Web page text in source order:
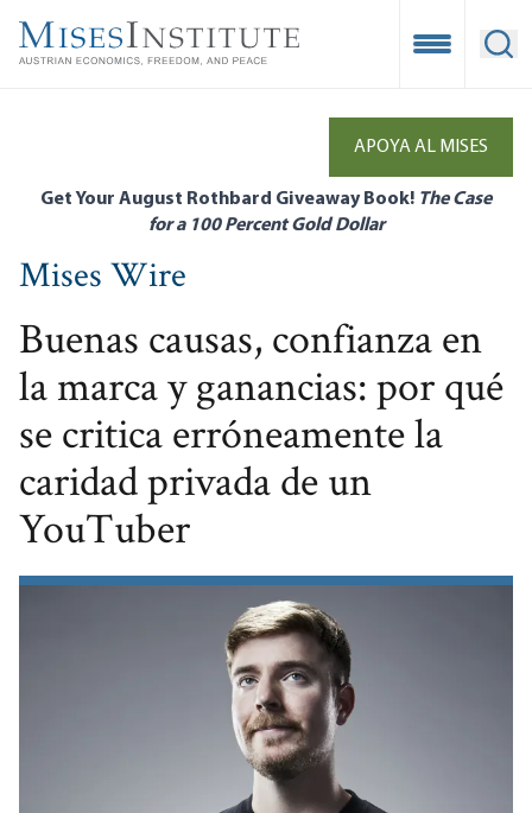
main
Open
APOYA AL MISES
Get Your August Rothbard Giveaway Book! The Case
for a 100 Percent Gold Dollar
Mises Wire
Buenas causas, confianza en
la marca y ganancias: por qué
se critica erróneamente la
caridad privada de un
YouTuber